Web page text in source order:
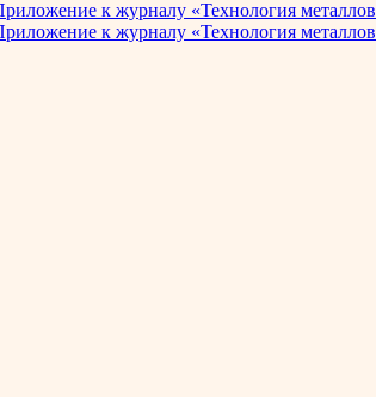
к журналу «Технология
к журналу «Технология